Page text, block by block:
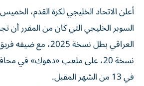
السوبر الخليجي التي كان من المقرر
العراقي بطل نسخة 2025،
نسخة 20، على ملعب «دهوك» في
في 13 من الشهر المقبل.